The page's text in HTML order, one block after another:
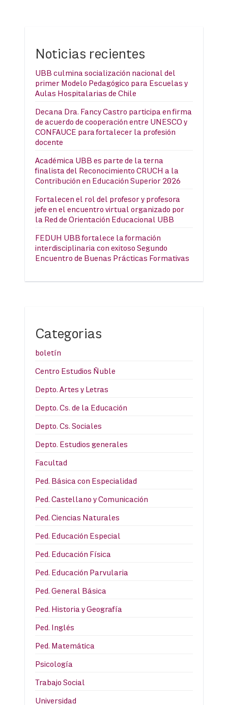
Noticias recientes
UBB culmina socialización nacional del
primer Modelo Pedagógico para Escuelas y
Aulas Hospitalarias de Chile
Decana Dra. Fancy Castro participa en firma
de acuerdo de cooperación entre UNESCO y
CONFAUCE para fortalecer la profesión
docente
Académica UBB es parte de la terna
finalista del Reconocimiento CRUCH a la
Contribución en Educación Superior 2026
Fortalecen el rol del profesor y profesora
jefe en el encuentro virtual organizado por
la Red de Orientación Educacional UBB
FEDUH UBB fortalece la formación
interdisciplinaria con exitoso Segundo
Encuentro de Buenas Prácticas Formativas
Categorias
boletín
Centro Estudios Ñuble
Depto. Artes y Letras
Depto. Cs. de la Educación
Depto. Cs. Sociales
Depto. Estudios generales
Facultad
Ped. Básica con Especialidad
Ped. Castellano y Comunicación
Ped. Ciencias Naturales
Ped. Educación Especial
Ped. Educación Física
Ped. Educación Parvularia
Ped. General Básica
Ped. Historia y Geografía
Ped. Inglés
Ped. Matemática
Psicología
Trabajo Social
Universidad